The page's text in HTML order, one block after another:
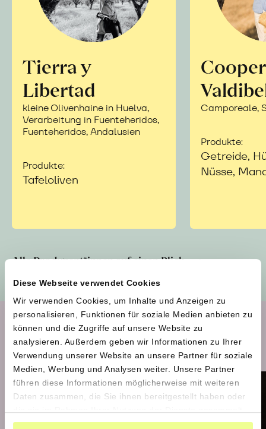
Diese Webseite verwendet Cookies
Wir verwenden Cookies, um Inhalte und Anzeigen zu
personalisieren, Funktionen für soziale Medien anbieten zu
können und die Zugriffe auf unsere Website zu
analysieren. Außerdem geben wir Informationen zu Ihrer
Verwendung unserer Website an unsere Partner für soziale
Medien, Werbung und Analysen weiter. Unsere Partner
führen diese Informationen möglicherweise mit weiteren
Daten zusammen, die Sie ihnen bereitgestellt haben oder
haben.
Tierra y
Libertad
kleine Olivenhaine in Huelva,
Verarbeitung in Fuenteheridos,
Fuenteheridos, Andalusien
Produkte:
Tafeloliven
Camporeale,
Produkte:
Getreide,
Nüsse,
Alle Produzent*innen auf einen Blick
Aktuelle Produkte im Shop
bestellen bis 25.8., Versand erste
Septemberhälfte